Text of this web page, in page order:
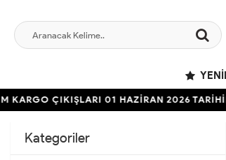
KARGO ÇIKIŞLARI 01 HAZİRAN 2026
Kategoriler